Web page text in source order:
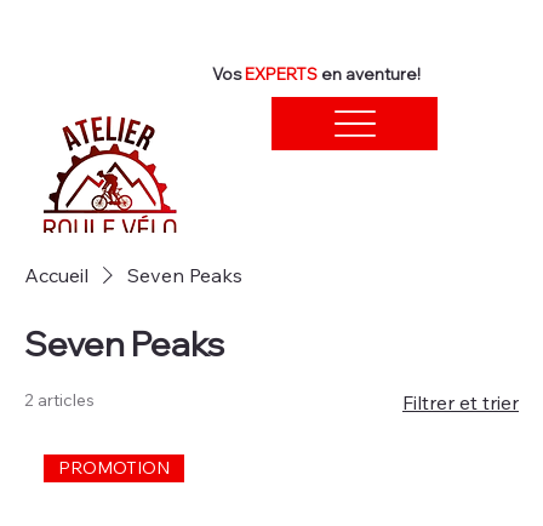
VosEXPERTS en aventure!
Accueil Seven Peaks
Seven Peaks
2 articles Filtrer et trier
PROMOTION